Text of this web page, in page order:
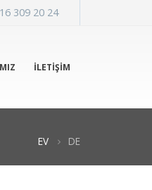
309 20 24
İLETIŞIM
EV DE